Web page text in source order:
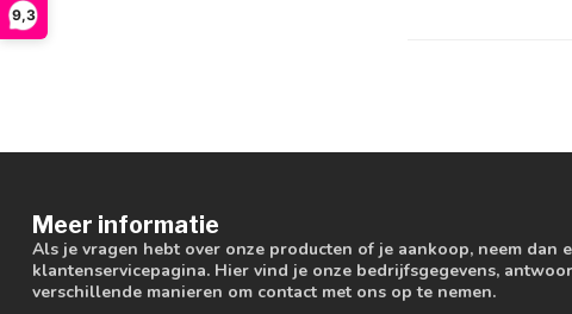
9,3
Meer informatie
Als je vragen hebt over onze producten of je aankoop, neem dan
klantenservicepagina. Hier vind je onze bedrijfsgegevens,
verschillende manieren om contact met ons op te nemen.